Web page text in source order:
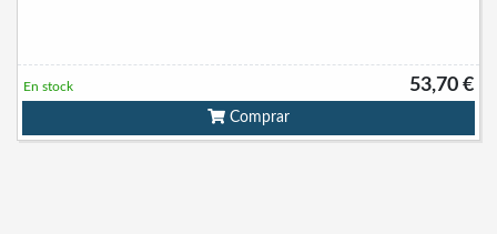
53,70 €
En stock
Comprar